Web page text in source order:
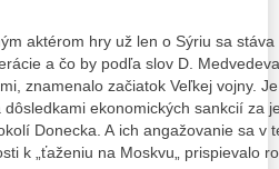
aktérom hry už len o Sýriu sa
a čo by podľa slov D.
znamenalo začiatok Veľkej vojny.
ekonomických sankcií za
Donecka. A ich angažovanie sa v
k „ťaženiu na Moskvu„ prispievalo